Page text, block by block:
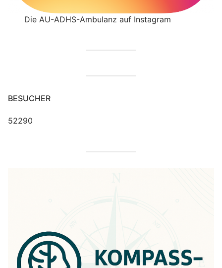
Die AU-ADHS-Ambulanz auf Instagram
BESUCHER
52290